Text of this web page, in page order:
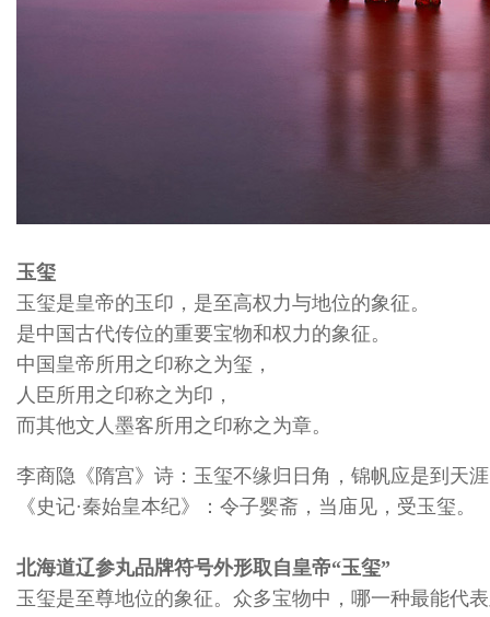
玉玺
玉玺是皇帝的玉印，是至高权力与地位的象征。
是中国古代传位的重要宝物和权力的象征。
中国皇帝所用之印称之为玺，
人臣所用之印称之为印，
而其他文人墨客所用之印称之为章。
李商隐《隋宫》诗：玉玺不缘归日角，锦帆应是到天
《史记·秦始皇本纪》：令子婴斋，当庙见，受玉玺。
北海道辽参丸品牌符号外形取自皇帝“玉玺”
玉玺是至尊地位的象征。众多宝物中，哪一种最能代